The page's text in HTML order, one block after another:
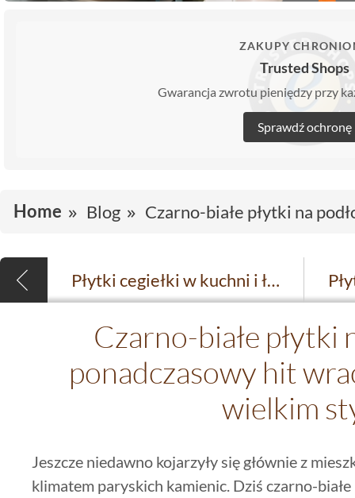
ZAKUPY
Trusted Shops
Gwarancja zwrotu pieniędzy przy
Sprawdź ochronę
Home Blog Czarno-białe płytki na
Płytki cegiełki w kuchni i łazience - modne aranżacje
Czarno-białe płytki
ponadczasowy hit
wielkim
Jeszcze niedawno kojarzyły się głównie z
klimatem paryskich kamienic. Dziś czarno-